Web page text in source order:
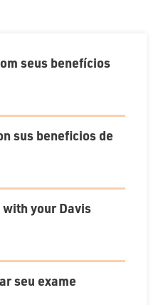
seus benefícios
sus beneficios de
your Davis
seu exame